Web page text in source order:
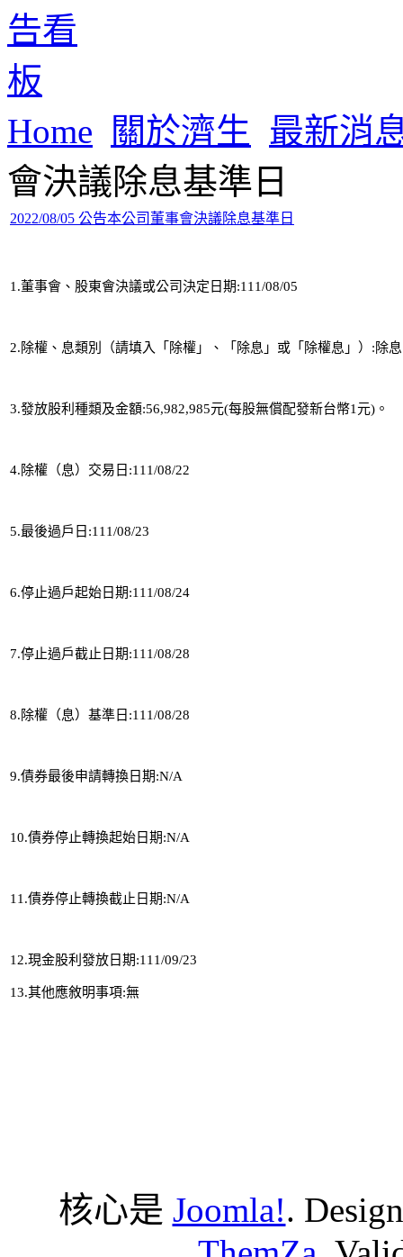
Home 關於濟生 最新消
會決議除息基準日
2022/08/05 公告本公司董事會決議除息基準日
1.董事會、股東會決議或公司決定日期:111/08/05
2.除權、息類別（請填入「除權」、「除息」或「除權息」）:除
3.發放股利種類及金額:56,982,985元(每股無償配發新台幣1元)。
4.除權（息）交易日:111/08/22
5.最後過戶日:111/08/23
6.停止過戶起始日期:111/08/24
7.停止過戶截止日期:111/08/28
8.除權（息）基準日:111/08/28
9.債券最後申請轉換日期:N/A
10.債券停止轉換起始日期:N/A
11.債券停止轉換截止日期:N/A
12.現金股利發放日期:111/09/23
13.其他應敘明事項:無
核心是 Joomla!.